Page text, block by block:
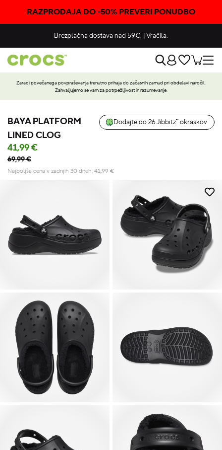
RAZPRODAJA DO -50% PREVERI PONUDBO
Brezplačna dostava nad 59€. |Vračila.
Zaradi povečanega povpraševanja trenutno prihaja do začasnih zamud pri obdelavi naročil.
Zahvaljujemo se vam za potrpežljivost in razumevanje.
BAYA PLATFORM
LINED CLOG
Dodajte do 26 Jibbitz™ okraskov
41,99 €
69,99 €
Najboljša cena v zadnjih 30 dneh: 41,99 €